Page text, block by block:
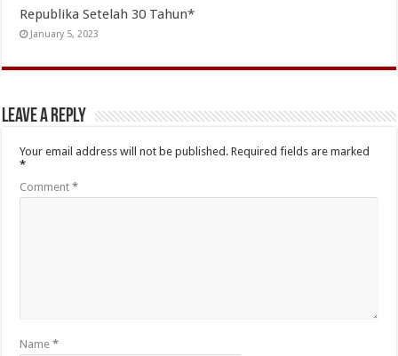
Republika Setelah 30 Tahun*
January 5, 2023
Leave a Reply
Your email address will not be published. Required fields are marked
*
Comment*
Name*